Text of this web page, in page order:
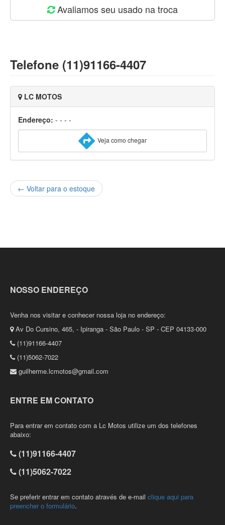
Avaliamos seu usado na troca
Telefone (11)91166-4407
LC MOTOS
Endereço: - - - -
Veja como chegar
← Voltar para o estoque
NOSSO ENDEREÇO
Venha nos visitar e conhecer nossa loja no endereço:
Av Do Cursino, 465, - Ipiranga - São Paulo - SP - CEP 04133-000
(11)91166-4407
(11)5062-7022
guilherme.lcmotos@gmail.com
ENTRE EM CONTATO
Para entrar em contato com a Lc Motos utilize um dos telefones
abaixo:
(11)91166-4407
(11)5062-7022
Se preferir entrar em contato através de e-mail clique aqui para
preencher o formulário.